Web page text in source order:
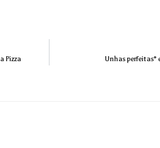
Pizza Unhas perfeitas*